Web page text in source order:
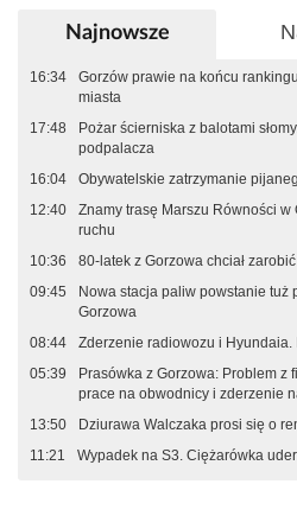
Najnowsze
16:34
Gorzów prawie na końcu
miasta
17:48
Pożar ścierniska z balotami
podpalacza
16:04
Obywatelskie zatrzymanie
12:40
Znamy trasę Marszu Równości
ruchu
10:36
80-latek z Gorzowa chciał
09:45
Nowa stacja paliw powstanie tuż
Gorzowa
08:44
Zderzenie radiowozu i Hyundaia.
05:39
Prasówka z Gorzowa: Problem z
prace na obwodnicy i zderzenie
13:50
Dziurawa Walczaka prosi się o
11:21
Wypadek na S3. Ciężarówka